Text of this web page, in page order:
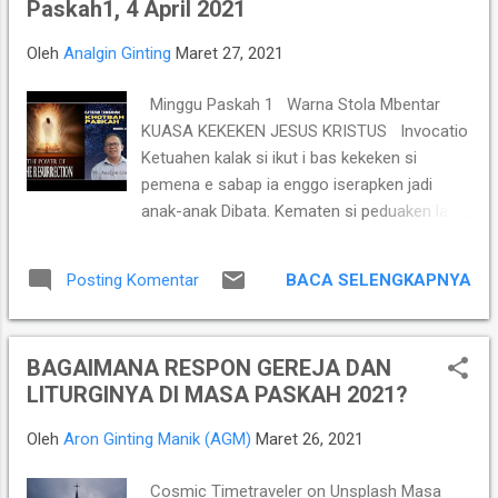
kekuatan berkat perpaduan pengalamannya Grandmaster
berpotensi tinggi seperti IM Satria Duta Cahaya dan IM
Nayaka Budhidharma. Sementara itu, Tim Putri yang
diperkuat jajaran Master Internasional Wanita (WIM) seperti
Shafira Devi Herfesa, Laysa Latifah, Ummi Fisabilillah, dan
Chelsea Monica Ignesias Sihite memiliki kedalaman sku...
Paskah1, 4 April 2021
Oleh Analgin Ginting Maret 27, 2021
Minggu Paskah 1 Warna Stola Mbentar
KUASA KEKEKEN JESUS KRISTUS Invocatio
Ketuahen kalak si ikut i bas kekeken si
pemena e sabap ia enggo iserapken jadi
anak-anak Dibata. Kematen si peduaken lanai
enda erkuasa i bas si seribu tahun e
(Ketangkasen 20 : 6) Ogen Johanes 20 : 1 –
– 18 (Antiponal ) Thema KUASA KEKEKEN
JESUS Khotbah : Markus 16 : 9 – 18
Petrus ras teman-temanna. Alu gendek
Posting Komentar BACA SELENGKAPNYA
BAGAIMANA RESPON GEREJA DAN
LITURGINYA DI MASA PASKAH 2021?
Oleh Aron Ginting Manik (AGM) Maret 26, 2021
Cosmic Timetraveler on Unsplash Masa